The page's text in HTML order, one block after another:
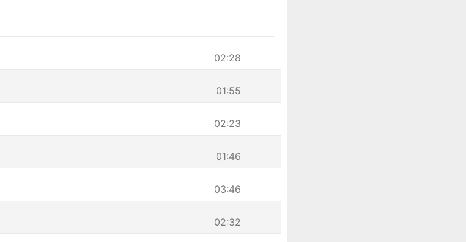
02:28
01:55
02:23
01:46
03:46
02:32